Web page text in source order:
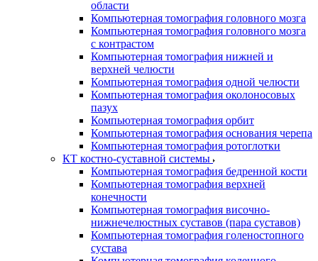
области
Компьютерная томография головного мозга
Компьютерная томография головного мозга
с контрастом
Компьютерная томография нижней и
верхней челюсти
Компьютерная томография одной челюсти
Компьютерная томография околоносовых
пазух
Компьютерная томография орбит
Компьютерная томография основания черепа
Компьютерная томография ротоглотки
КТ костно-суставной системы
Компьютерная томография бедренной кости
Компьютерная томография верхней
конечности
Компьютерная томография височно-
нижнечелюстных суставов (пара суставов)
Компьютерная томография голеностопного
сустава